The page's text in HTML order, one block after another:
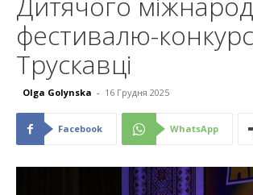
фестивалю-
Трускавці
Olga Golynska - 16 Грудня 2025
Facebook WhatsApp